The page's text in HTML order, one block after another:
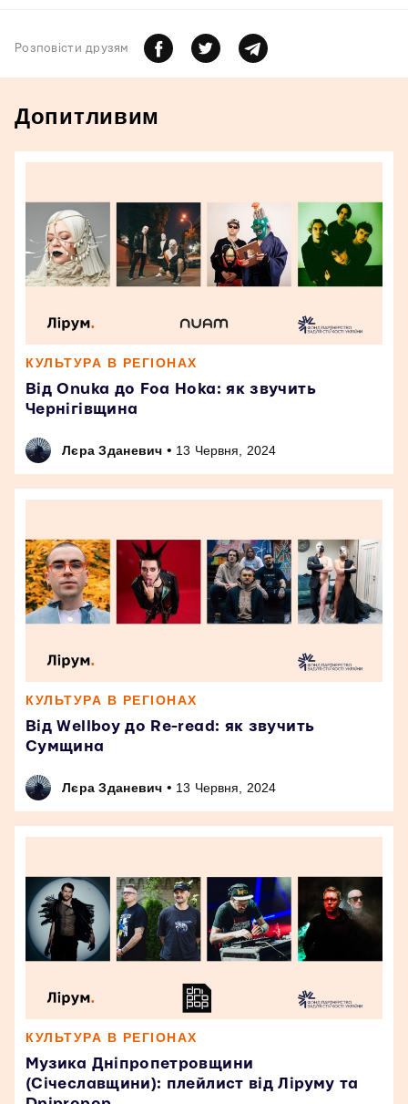
Розповiсти друзям
Допитливим
КУЛЬТУРА В РЕГІОНАХ
Від Onuka до Foa Hoka: як звучить
Чернігівщина
Лєра Зданевич • 13 Червня, 2024
КУЛЬТУРА В РЕГІОНАХ
Від Wellboy до Re-read: як звучить
Сумщина
Лєра Зданевич • 13 Червня, 2024
КУЛЬТУРА В РЕГІОНАХ
Музика Дніпропетровщини
(Січеславщини): плейлист від Ліруму та